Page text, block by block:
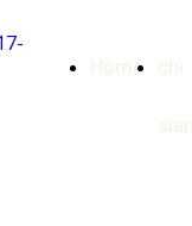
Home chi